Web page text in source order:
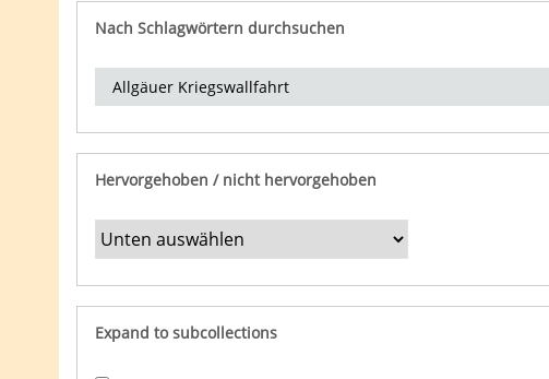
Nach Schlagwörtern durchsuchen
Hervorgehoben / nicht hervorgehoben
Expand to subcollections